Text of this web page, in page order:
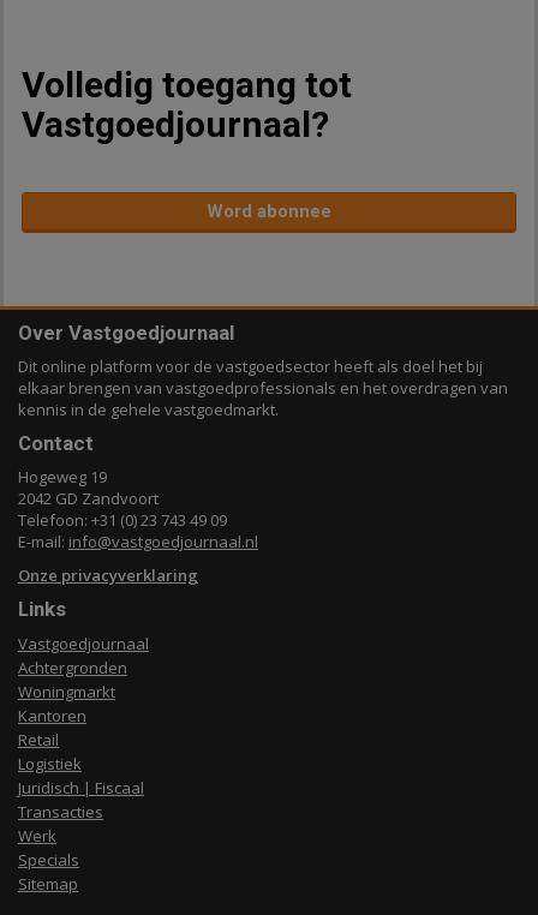
Volledig toegang tot
Vastgoedjournaal?
Word abonnee
Over Vastgoedjournaal
Dit online platform voor de vastgoedsector heeft als doel het bij
elkaar brengen van vastgoedprofessionals en het overdragen van
kennis in de gehele vastgoedmarkt.
Contact
Hogeweg 19
2042 GD Zandvoort
Telefoon: +31 (0) 23 743 49 09
E-mail: info@vastgoedjournaal.nl
Onze privacyverklaring
Links
Vastgoedjournaal
Achtergronden
Woningmarkt
Kantoren
Retail
Logistiek
Juridisch | Fiscaal
Transacties
Werk
Specials
Sitemap